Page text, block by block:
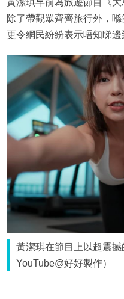
黃潔琪早前為旅遊節目《
除了帶觀眾齊齊旅行外，
更令網民紛紛表示唔知睇邊
黃潔琪在節目上以超震撼
YouTube@好好製作）